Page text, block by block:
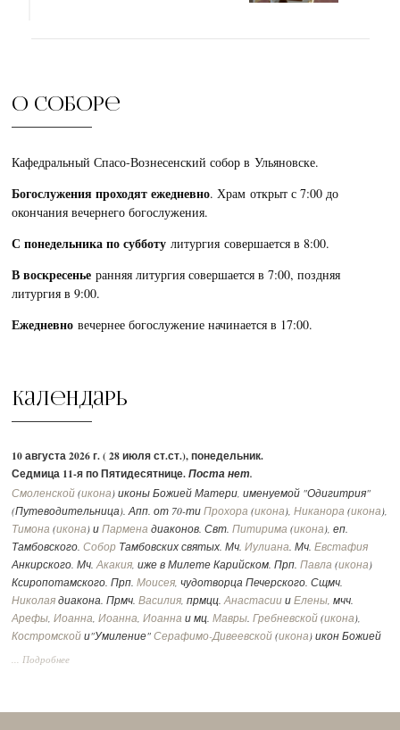
О соборе
Кафедральный Спасо-Вознесенский собор в Ульяновске.
Богослужения проходят ежедневно. Храм открыт с 7:00 до
окончания вечернего богослужения.
С понедельника по субботулитургия совершается в 8:00.
В воскресеньеранняя литургия совершается в 7:00, поздняя
литургия в 9:00.
Ежедневновечернее богослужение начинается в 17:00.
Календарь
10 августа 2026 г. ( 28 июля ст.ст.), понедельник.
Седмица 11-я по Пятидесятнице.Поста нет.
Смоленской (икона) иконы Божией Матери, именуемой "Одигитрия"
(Путеводительница). Апп. от 70-тиПрохора (икона),Никанора (икона),
Тимона (икона) иПармена диаконов. Свт.Питирима (икона), еп.
Тамбовского.Собор Тамбовских святых. Мч.Иулиана. Мч.Евстафия
Анкирского. Мч.Акакия, иже в Милете Карийском. Прп.Павла (икона)
Ксиропотамского. Прп.Моисея, чудотворца Печерского. Сщмч.
Николая диакона. Прмч.Василия, прмцц.Анастасии иЕлены, мчч.
Арефы,Иоанна,Иоанна,Иоанна и мц.Мавры.Гребневской (икона),
Костромской и"Умиление"Серафимо-Дивеевской (икона) икон Божией
Матери. Чтимые списки со Смоленской иконы Божией Матери:
... Подробнее